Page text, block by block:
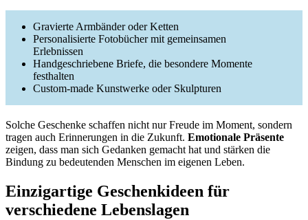
Gravierte Armbänder oder Ketten
Personalisierte Fotobücher mit gemeinsamen
Erlebnissen
Handgeschriebene Briefe, die besondere Momente
festhalten
Custom-made Kunstwerke oder Skulpturen
Solche Geschenke schaffen nicht nur Freude im Moment, sondern
tragen auch Erinnerungen in die Zukunft. Emotionale Präsente
zeigen, dass man sich Gedanken gemacht hat und stärken die
Bindung zu bedeutenden Menschen im eigenen Leben.
Einzigartige Geschenkideen für
verschiedene Lebenslagen